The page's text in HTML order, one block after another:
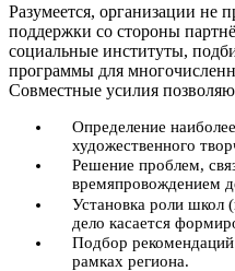
Разумеется, организации не
поддержки со стороны
социальные институты,
программы для
Совместные усилия
Определение
художественного
Решение проблем,
времяпровождением
Установка роли школ
дело касается
Подбор рекомендаций
рамках региона.